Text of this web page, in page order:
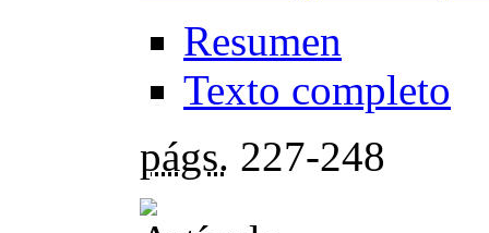
Resumen
Texto completo
págs. 227-248